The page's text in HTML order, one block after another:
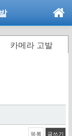
카메라 고발
목록 글쓰기